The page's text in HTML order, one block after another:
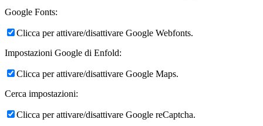
Google Fonts:
Clicca per attivare/disattivare Google Webfonts.
Impostazioni Google di Enfold:
Clicca per attivare/disattivare Google Maps.
Cerca impostazioni:
Clicca per attivare/disattivare Google reCaptcha.